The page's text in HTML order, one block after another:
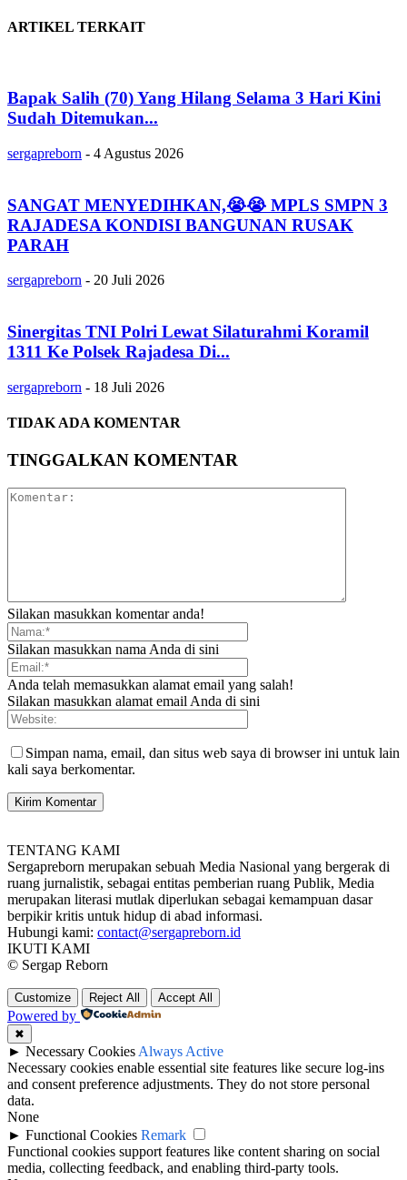
ARTIKEL TERKAIT
Bapak Salih (70) Yang Hilang Selama 3 Hari Kini
Sudah Ditemukan...
sergapreborn - 4 Agustus 2026
SANGAT MENYEDIHKAN,😭😭 MPLS SMPN 3
RAJADESA KONDISI BANGUNAN RUSAK
PARAH
sergapreborn - 20 Juli 2026
Sinergitas TNI Polri Lewat Silaturahmi Koramil
1311 Ke Polsek Rajadesa Di...
sergapreborn - 18 Juli 2026
TIDAK ADA KOMENTAR
TINGGALKAN KOMENTAR
Silakan masukkan komentar anda!
Silakan masukkan nama Anda di sini
Anda telah memasukkan alamat email yang salah!
Silakan masukkan alamat email Anda di sini
Simpan nama, email, dan situs web saya di browser ini untuk lain
kali saya berkomentar.
TENTANG KAMI
Sergapreborn merupakan sebuah Media Nasional yang bergerak di
ruang jurnalistik, sebagai entitas pemberian ruang Publik, Media
merupakan literasi mutlak diperlukan sebagai kemampuan dasar
berpikir kritis untuk hidup di abad informasi.
Hubungi kami: contact@sergapreborn.id
IKUTI KAMI
© Sergap Reborn
Customize Reject All Accept All
Powered by
✖
► Necessary Cookies Always Active
Necessary cookies enable essential site features like secure log-ins
and consent preference adjustments. They do not store personal
data.
None
► Functional Cookies Remark
Functional cookies support features like content sharing on social
media, collecting feedback, and enabling third-party tools.